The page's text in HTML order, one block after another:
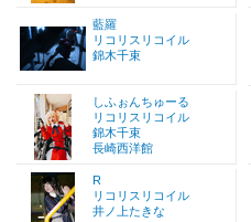
藍羅
リコリスリコイル
錦木千束
しふぉんちゅーる
リコリスリコイル
錦木千束
長崎西洋館
R
リコリスリコイル
井ノ上たきな